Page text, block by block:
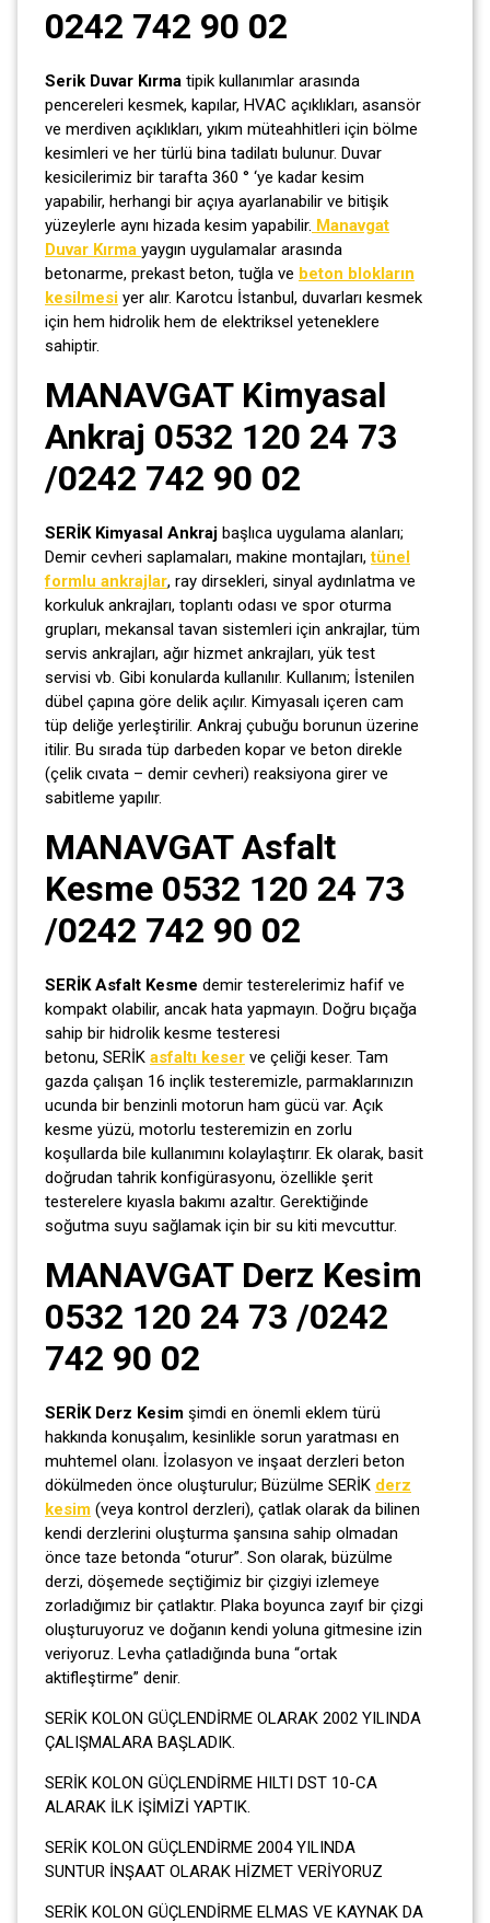
0242 742 90 02
Serik Duvar Kırma tipik kullanımlar arasında
pencereleri kesmek, kapılar, HVAC açıklıkları, asansör
ve merdiven açıklıkları, yıkım müteahhitleri için bölme
kesimleri ve her türlü bina tadilatı bulunur. Duvar
kesicilerimiz bir tarafta 360 ° ‘ye kadar kesim
yapabilir, herhangi bir açıya ayarlanabilir ve bitişik
yüzeylerle aynı hizada kesim yapabilir. Manavgat
Duvar Kırma yaygın uygulamalar arasında
betonarme, prekast beton, tuğla ve beton blokların
kesilmesi yer alır. Karotcu İstanbul, duvarları kesmek
için hem hidrolik hem de elektriksel yeteneklere
sahiptir.
MANAVGAT Kimyasal
Ankraj 0532 120 24 73
/0242 742 90 02
SERİK Kimyasal Ankraj başlıca uygulama alanları;
Demir cevheri saplamaları, makine montajları,tünel
formlu ankrajlar, ray dirsekleri, sinyal aydınlatma ve
korkuluk ankrajları, toplantı odası ve spor oturma
grupları, mekansal tavan sistemleri için ankrajlar, tüm
servis ankrajları, ağır hizmet ankrajları, yük test
servisi vb. Gibi konularda kullanılır. Kullanım; İstenilen
dübel çapına göre delik açılır. Kimyasalı içeren cam
tüp deliğe yerleştirilir. Ankraj çubuğu borunun üzerine
itilir. Bu sırada tüp darbeden kopar ve beton direkle
(çelik cıvata – demir cevheri) reaksiyona girer ve
sabitleme yapılır.
MANAVGAT Asfalt
Kesme 0532 120 24 73
/0242 742 90 02
SERİK Asfalt Kesme demir testerelerimiz hafif ve
kompakt olabilir, ancak hata yapmayın. Doğru bıçağa
sahip bir hidrolik kesme testeresi
betonu, SERİK asfaltı keser ve çeliği keser. Tam
gazda çalışan 16 inçlik testeremizle, parmaklarınızın
ucunda bir benzinli motorun ham gücü var. Açık
kesme yüzü, motorlu testeremizin en zorlu
koşullarda bile kullanımını kolaylaştırır. Ek olarak, basit
doğrudan tahrik konfigürasyonu, özellikle şerit
testerelere kıyasla bakımı azaltır. Gerektiğinde
soğutma suyu sağlamak için bir su kiti mevcuttur.
MANAVGAT Derz Kesim
0532 120 24 73 /0242
742 90 02
SERİK Derz Kesim şimdi en önemli eklem türü
hakkında konuşalım, kesinlikle sorun yaratması en
muhtemel olanı. İzolasyon ve inşaat derzleri beton
dökülmeden önce oluşturulur; Büzülme SERİK derz
kesim (veya kontrol derzleri), çatlak olarak da bilinen
kendi derzlerini oluşturma şansına sahip olmadan
önce taze betonda “oturur”. Son olarak, büzülme
derzi, döşemede seçtiğimiz bir çizgiyi izlemeye
zorladığımız bir çatlaktır. Plaka boyunca zayıf bir çizgi
oluşturuyoruz ve doğanın kendi yoluna gitmesine izin
veriyoruz. Levha çatladığında buna “ortak
aktifleştirme” denir.
SERİK KOLON GÜÇLENDİRME OLARAK 2002 YILINDA
ÇALIŞMALARA BAŞLADIK.
SERİK KOLON GÜÇLENDİRME HILTI DST 10-CA
ALARAK İLK İŞİMİZİ YAPTIK.
SERİK KOLON GÜÇLENDİRME 2004 YILINDA
SUNTUR İNŞAAT OLARAK HİZMET VERİYORUZ
SERİK KOLON GÜÇLENDİRME ELMAS VE KAYNAK DA